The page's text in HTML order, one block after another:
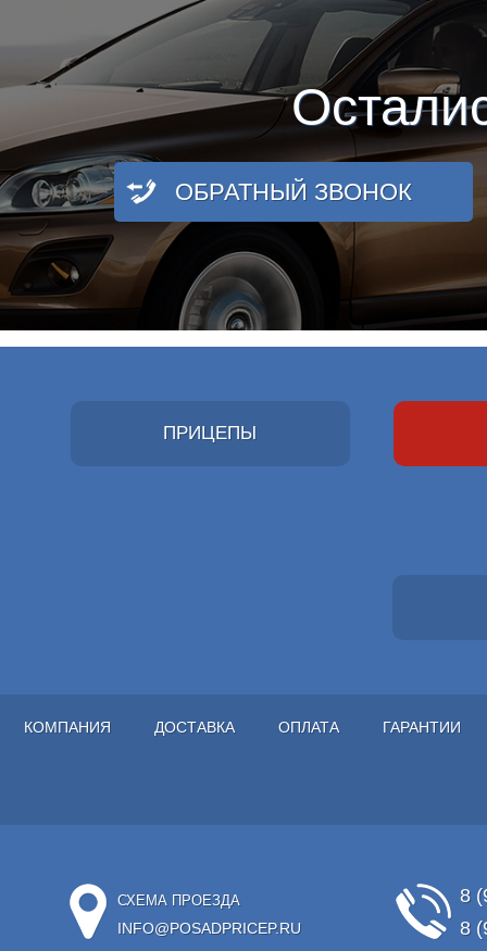
ОБРАТНЫЙ ЗВОНОК
ПРИЦЕПЫ
КОМПАНИЯ ДОСТАВКА ОПЛАТА ГАРАНТИИ
СХЕМА ПРОЕЗДА
INFO@POSADPRICEP.RU
8
8